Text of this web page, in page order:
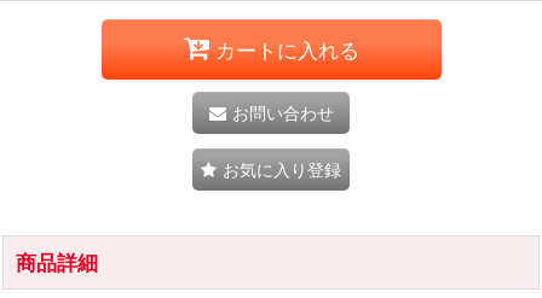
カートに入れる
お問い合わせ
お気に入り登録
商品詳細